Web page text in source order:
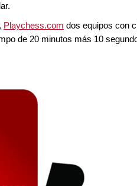
Playchess.com dos equipos con
de 20 minutos más 10